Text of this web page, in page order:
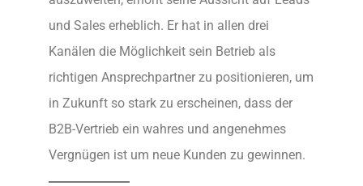
und Sales erheblich. Er hat in allen drei
Kanälen die Möglichkeit sein Betrieb als
richtigen Ansprechpartner zu positionieren, um
in Zukunft so stark zu erscheinen, dass der
B2B-Vertrieb ein wahres und angenehmes
Vergnügen ist um neue Kunden zu gewinnen.